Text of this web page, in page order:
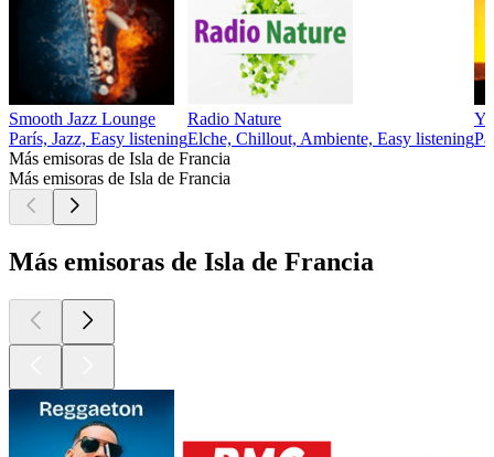
Smooth Jazz Lounge
París, Jazz, Easy listening
Radio Nature
Elche, Chillout, Ambiente, Easy listening
Más emisoras de Isla de Francia
Más emisoras de Isla de Francia
Más emisoras de Isla de Francia